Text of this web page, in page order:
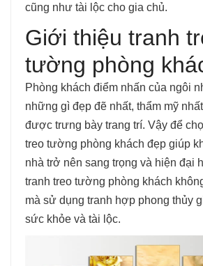
cũng như tài lộc cho gia chủ.
Giới thiệu tranh
tường phòng
Phòng khách điểm nhấn của ngôi
những gì đẹp đẽ nhất, thẩm mỹ
được trưng bày trang trí. Vậy để
treo tường phòng khách đẹp giúp
nhà trở nên sang trọng và hiện đại
tranh treo tường phòng khách
mà sử dụng tranh hợp phong thủy
sức khỏe và tài lộc.